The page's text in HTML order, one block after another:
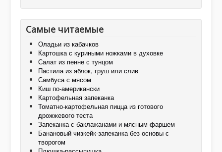
Самые читаемые
Оладьи из кабачков
Картошка с куриными ножками в духовке
Салат из пенне с тунцом
Пастила из яблок, груш или слив
Самбуса с мясом
Киш по-американски
Картофельная запеканка
Томатно-картофельная пицца из готового
дрожжевого теста
Запеканка с баклажанами и мясным фаршем
Банановый чизкейк-запеканка без основы с
творогом